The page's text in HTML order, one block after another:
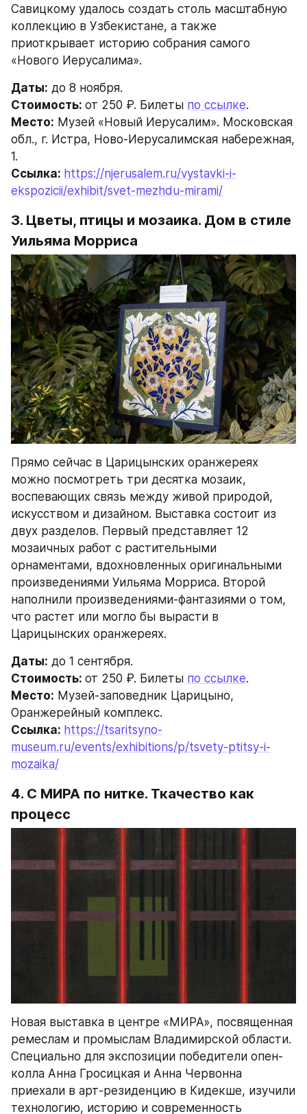
Савицкому удалось создать столь масштабную
коллекцию в Узбекистане, а также
приоткрывает историю собрания самого
«Нового Иерусалима».
Даты: до 8 ноября.
Стоимость: от 250 ₽. Билеты по ссылке.
Место: Музей «Новый Иерусалим». Московская
обл., г. Истра, Ново-Иерусалимская набережная,
1.
Ссылка: https://njerusalem.ru/vystavki-i-
ekspozicii/exhibit/svet-mezhdu-mirami/
3. Цветы, птицы и мозаика. Дом в стиле
Уильяма Морриса
Прямо сейчас в Царицынских оранжереях
можно посмотреть три десятка мозаик,
воспевающих связь между живой природой,
искусством и дизайном. Выставка состоит из
двух разделов. Первый представляет 12
мозаичных работ с растительными
орнаментами, вдохновленных оригинальными
произведениями Уильяма Морриса. Второй
наполнили произведениями-фантазиями о том,
что растет или могло бы вырасти в
Царицынских оранжереях.
Даты: до 1 сентября.
Стоимость: от 250 ₽. Билеты по ссылке.
Место: Музей-заповедник Царицыно,
Оранжерейный комплекс.
Ссылка: https://tsaritsyno-
museum.ru/events/exhibitions/p/tsvety-ptitsy-i-
mozaika/
4. С МИРА по нитке. Ткачество как
процесс
Новая выставка в центре «МИРА», посвященная
ремеслам и промыслам Владимирской области.
Специально для экспозиции победители опен-
колла Анна Гросицкая и Анна Червонна
приехали в арт-резиденцию в Кидекше, изучили
технологию, историю и современность